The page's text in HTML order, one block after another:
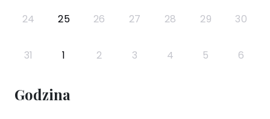
24 25 26 27 28 29 30
31 1 2 3 4 5 6
Godzina